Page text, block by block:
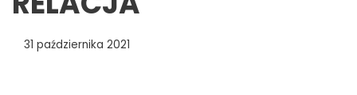
31 października 2021